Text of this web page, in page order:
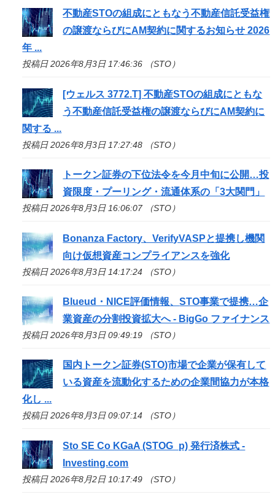
不動産STOの組成にともなう不動産信託受益権
の譲渡ならびにAM契約に関するお知らせ 2026
年 ...
投稿日 2026年8月3日 17:46:36 （STO）
[ウェルス 3772.T] 不動産STOの組成にともな
う不動産信託受益権の譲渡ならびにAM契約に
関する ...
投稿日 2026年8月3日 17:27:48 （STO）
トークン証券の下位法令を今月中旬に公開…投
資限度・プーリング・流通体系の「3大関門」
投稿日 2026年8月3日 16:06:07 （STO）
Bonanza Factory、VerifyVASPと提携し機関
向け仮想資産コンプライアンスを強化
投稿日 2026年8月3日 14:17:24 （STO）
Blueud・NICE評価情報、STO事業で提携…企
業資産の分割投資拡大へ - BigGo ファイナンス
投稿日 2026年8月3日 09:49:19 （STO）
国内トークン証券(STO)市場で企業が保有して
いる資産を流動化するための企業間協力が本格
化し ...
投稿日 2026年8月3日 09:07:14 （STO）
Sto SE Co KGaA (STOG_p) 発行済株式 -
Investing.com
投稿日 2026年8月2日 10:17:49 （STO）